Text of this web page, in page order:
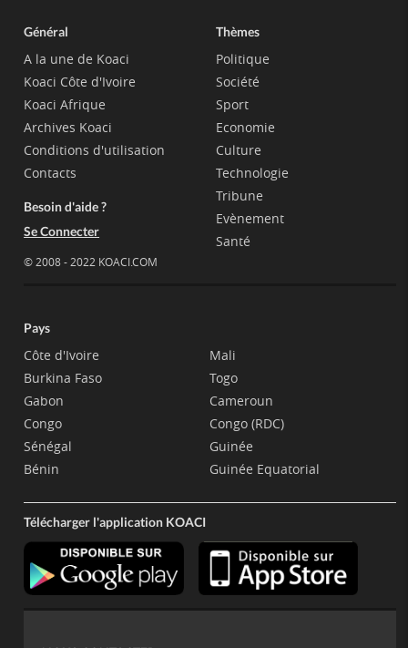
Général
A la une de Koaci
Koaci Côte d'Ivoire
Koaci Afrique
Archives Koaci
Conditions d'utilisation
Contacts
Besoin d'aide ?
Se Connecter
© 2008 - 2022 KOACI.COM
Thèmes
Politique
Société
Sport
Economie
Culture
Technologie
Tribune
Evènement
Santé
Pays
Côte d'Ivoire
Burkina Faso
Gabon
Congo
Sénégal
Bénin
Mali
Togo
Cameroun
Congo (RDC)
Guinée
Guinée Equatorial
Télécharger l'application KOACI